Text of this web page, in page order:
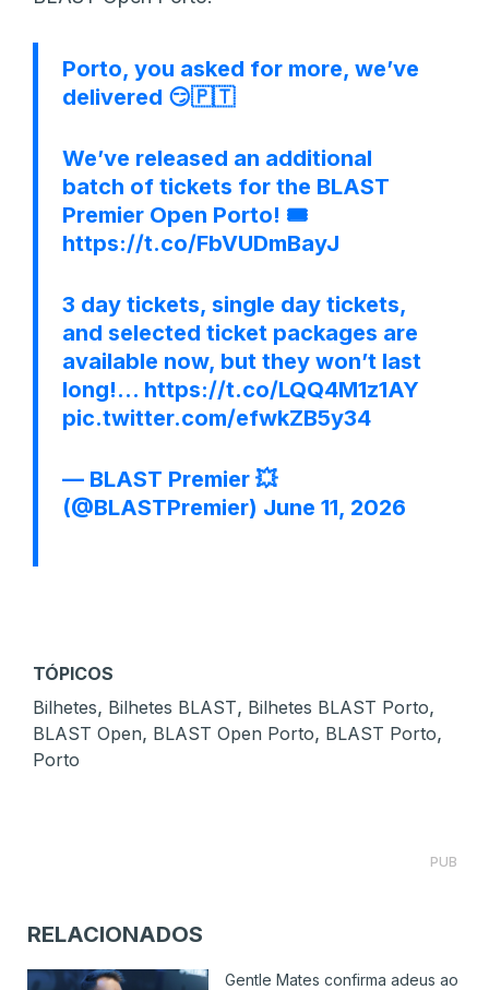
Porto, you asked for more, we’ve
delivered 😏🇵🇹
We’ve released an additional
batch of tickets for the BLAST
Premier Open Porto! 🎟️
https://t.co/FbVUDmBayJ
3 day tickets, single day tickets,
and selected ticket packages are
available now, but they won’t last
long!… https://t.co/LQQ4M1z1AY
pic.twitter.com/efwkZB5y34
— BLAST Premier 💥
(@BLASTPremier) June 11, 2026
TÓPICOS
Bilhetes, Bilhetes BLAST, Bilhetes BLAST Porto,
BLAST Open, BLAST Open Porto, BLAST Porto,
Porto
PUB
RELACIONADOS
Gentle Mates confirma adeus ao